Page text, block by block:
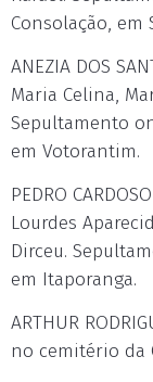
Consolação, em
ANEZIA DOS
Maria Celina,
Sepultamento
em Votorantim.
PEDRO
Lourdes
Dirceu.
em Itaporanga.
ARTHUR
no cemitério da